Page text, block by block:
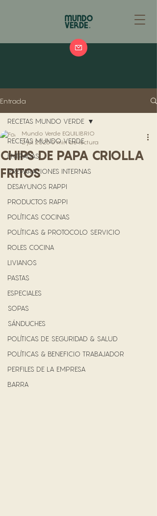
Entrada
RECETAS MUNDO VERDE
ENTRADAS
PREPARACIONES INTERNAS
DESAYUNOS RAPPI
PRODUCTOS RAPPI
POLÍTICAS COCINAS
POLÍTICAS & PROTOCOLO SERVICIO
ROLES COCINA
LIVIANOS
PASTAS
ESPECIALES
SOPAS
SÁNDUCHES
POLÍTICAS DE SEGURIDAD & SALUD
POLÍTICAS & BENEFICIO TRABAJADOR
PERFILES DE LA EMPRESA
BARRA
RECETAS MUNDO VERDE
CHIPS DE PAPA CRIOLLA
FRITOS
Mundo Verde EQUILIBRIO
2 jul 2025 0 min de lectura